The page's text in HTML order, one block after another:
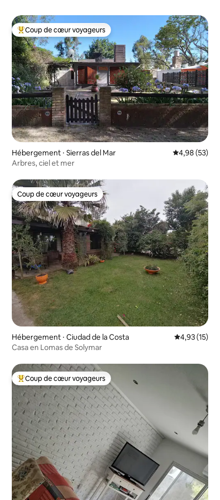
Coups de cœur voyageurs les plus appréciés
Coup de cœur voyageurs
Hébergement ⋅ Sierras del Mar Évaluation
4,98 (53)
Arbres, ciel et mer
Coup de cœur voyageurs
Coup de cœur voyageurs
Hébergement ⋅ Ciudad de la Costa Évaluation
4,93 (15)
Casa en Lomas de Solymar
Coups de cœur voyageurs les plus appréciés
Coup de cœur voyageurs